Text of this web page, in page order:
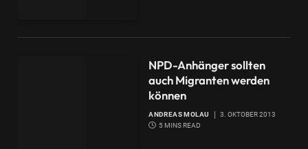
NPD-Anhänger sollten
auch Migranten werden
können
ANDREAS MOLAU
3. OKTOBER 2013
5 MINS READ